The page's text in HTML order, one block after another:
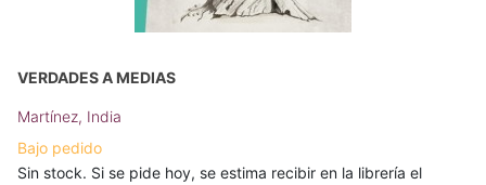
VERDADES A MEDIAS
Martínez, India
Bajo pedido
Sin stock. Si se pide hoy, se estima recibir en la librería el